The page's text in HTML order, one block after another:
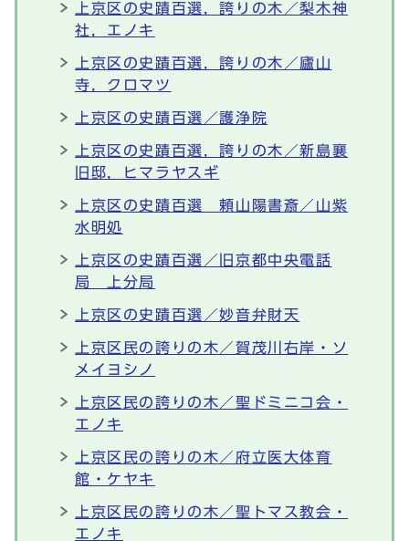
上京区の史蹟百選，誇りの木／梨木神
社，エノキ
上京区の史蹟百選，誇りの木／廬山
寺，クロマツ
上京区の史蹟百選／護浄院
上京区の史蹟百選，誇りの木／新島襄
旧邸，ヒマラヤスギ
上京区の史蹟百選 頼山陽書斎／山紫
水明処
上京区の史蹟百選／旧京都中央電話
局 上分局
上京区の史蹟百選／妙音弁財天
上京区民の誇りの木／賀茂川右岸・ソ
メイヨシノ
上京区民の誇りの木／聖ドミニコ会・
エノキ
上京区民の誇りの木／府立医大体育
館・ケヤキ
上京区民の誇りの木／聖トマス教会・
エノキ